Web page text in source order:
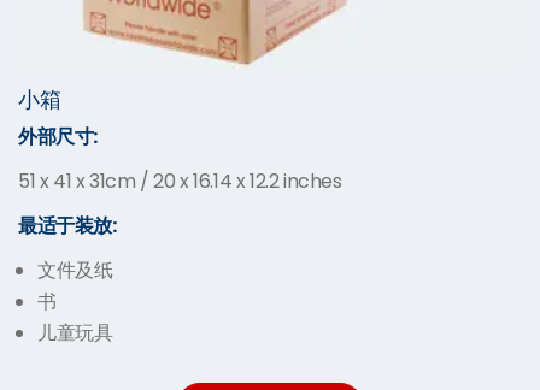
小箱
外部尺寸:
51 x 41 x 31cm / 20 x 16.14 x 12.2 inches
最适于装放:
文件及纸
书
儿童玩具